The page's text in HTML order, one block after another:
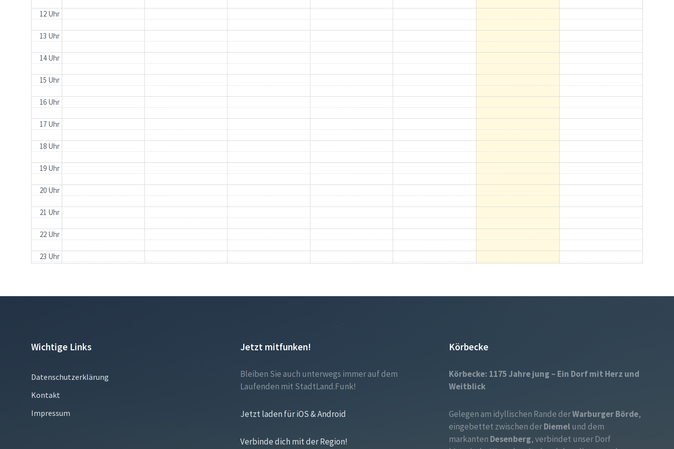
12 Uhr
13 Uhr
14 Uhr
15 Uhr
16 Uhr
17 Uhr
18 Uhr
19 Uhr
20 Uhr
21 Uhr
22 Uhr
23 Uhr
Wichtige Links
Datenschutzerklärung
Kontakt
Impressum
Jetzt mitfunken!
Bleiben Sie auch unterwegs immer auf dem
Laufenden mit StadtLand.Funk!
Jetzt laden für iOS & Android
Verbinde dich mit der Region!
Körbecke
Körbecke: 1175 Jahre jung – Ein Dorf mit Herz und
Weitblick
Gelegen am idyllischen Rande derWarburger Börde,
eingebettet zwischen derDiemelund dem
markanten Desenberg, verbindet unser Dorf